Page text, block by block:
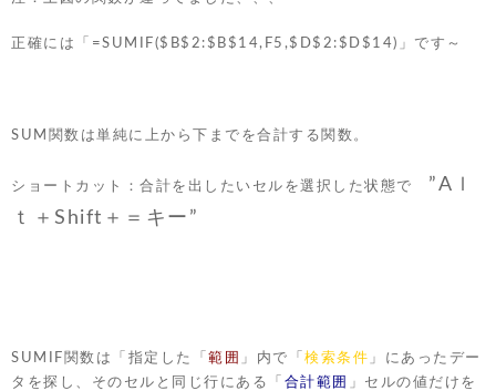
正確には「=SUMIF($B$2:$B$14,F5,$D$2:$D$14)」です～
SUM関数は単純に上から下までを合計する関数。
ショートカット：合計を出したいセルを選択した状態で ”Aｌ
ｔ＋Shift＋＝キー”
SUMIF関数は「指定した「 範囲 」内で「 検索条件 」にあったデー
タを探し、そのセルと同じ行にある「 合計範囲 」セルの値だけを